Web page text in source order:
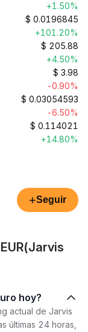
+1.50%
$ 0.0196845
+101.20%
$ 205.88
+4.50%
$ 3.98
-0.90%
$ 0.03054593
-6.50%
$ 0.114021
+14.80%
+Seguir
hoy?
actual de Jarvis
últimas 24 horas,